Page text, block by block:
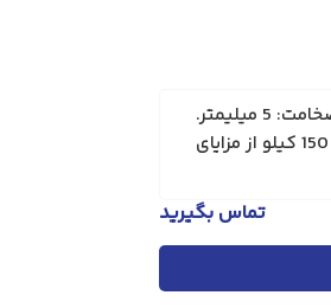
وزن: 1350 گرم. برند: افق محور صنعت. رنگ: مشکی. ضخامت: 5 میلیمتر.
مغزی سیم بکسلی و قابلیت کششی فوق العاده‌ای تا 150 کیلو از مزایای
تماس بگیرید